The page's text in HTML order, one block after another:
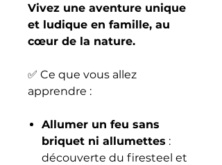
Vivez une aventure unique
et ludique en famille, au
cœur de la nature.
✅ Ce que vous allez
apprendre :
Allumer un feu sans
briquet ni allumettes :
découverte du firesteel et